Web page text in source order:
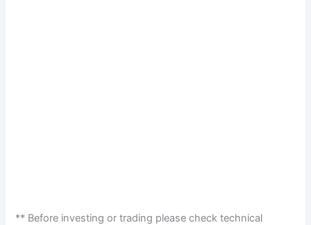
** Before investing or trading please check technical